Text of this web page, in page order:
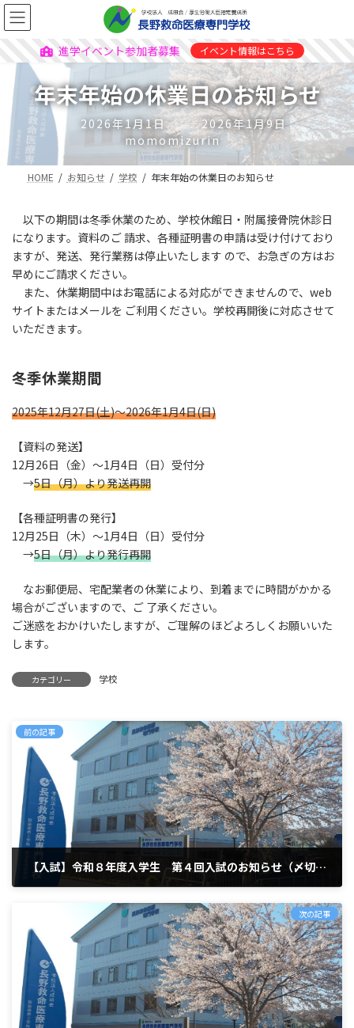
進学イベント参加者募集 イベント情報はこちら
年末年始の休業日のお知らせ
2026年1月1日
2026年1月9日
momomizurin
HOME お知らせ 学校 年末年始の休業日のお知らせ
以下の期間は冬季休業のため、学校休館日・附属接骨院休診日
になります。資料のご 請求、各種証明書の申請は受け付けており
ますが、発送、発行業務は停止いたします ので、お急ぎの方はお
早めにご請求ください。
また、休業期間中はお電話による対応ができませんので、web
サイトまたはメールを ご利用ください。学校再開後に対応させて
いただきます。
冬季休業期間
2025年12月27日(土)〜2026年1月4日(日)
【資料の発送】
12月26日（金）〜1月4日（日）受付分
→5日（月）より発送再開
【各種証明書の発行】
12月25日（木）〜1月4日（日）受付分
→5日（月）より発行再開
なお郵便局、宅配業者の休業により、到着までに時間がかかる
場合がございますので、ご 了承ください。
ご迷惑をおかけいたしますが、ご理解のほどよろしくお願いいた
します。
カテゴリー 学校
前の記事
【入試】令和８年度入学生 第４回入試のお知らせ（〆切1/8）
次の記事